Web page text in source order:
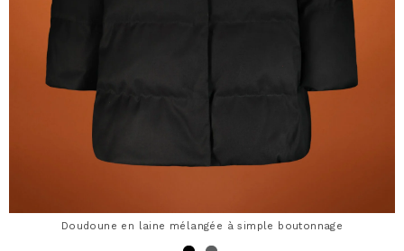
Doudoune en laine mélangée à simple boutonnage